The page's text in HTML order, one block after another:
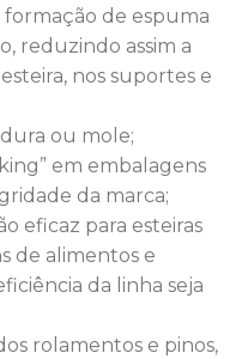
formação de espuma
reduzindo assim a
nos suportes e
ou mole;
em embalagens
da marca;
eficaz para esteiras
de alimentos e
da linha seja
rolamentos e pinos,